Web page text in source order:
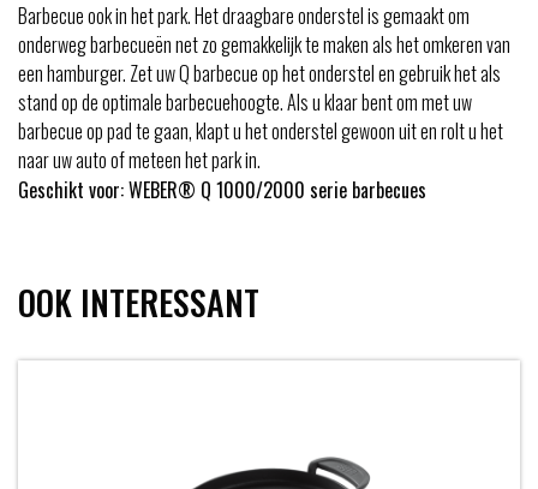
Barbecue ook in het park. Het draagbare onderstel is gemaakt om
onderweg barbecueën net zo gemakkelijk te maken als het omkeren van
een hamburger. Zet uw Q barbecue op het onderstel en gebruik het als
stand op de optimale barbecuehoogte. Als u klaar bent om met uw
barbecue op pad te gaan, klapt u het onderstel gewoon uit en rolt u het
naar uw auto of meteen het park in.
Geschikt voor: WEBER® Q 1000/2000 serie barbecues
OOK INTERESSANT